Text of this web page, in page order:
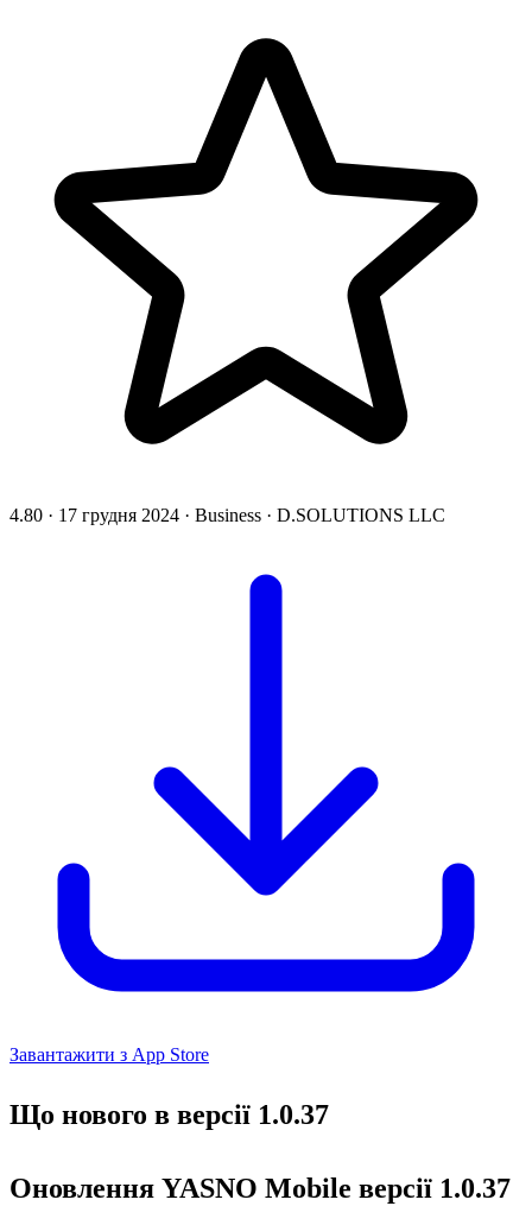
4.80 · 17 грудня 2024 · Business · D.SOLUTIONS LLC
Завантажити з App Store
Що нового в версії 1.0.37
Оновлення YASNO Mobile версії 1.0.37